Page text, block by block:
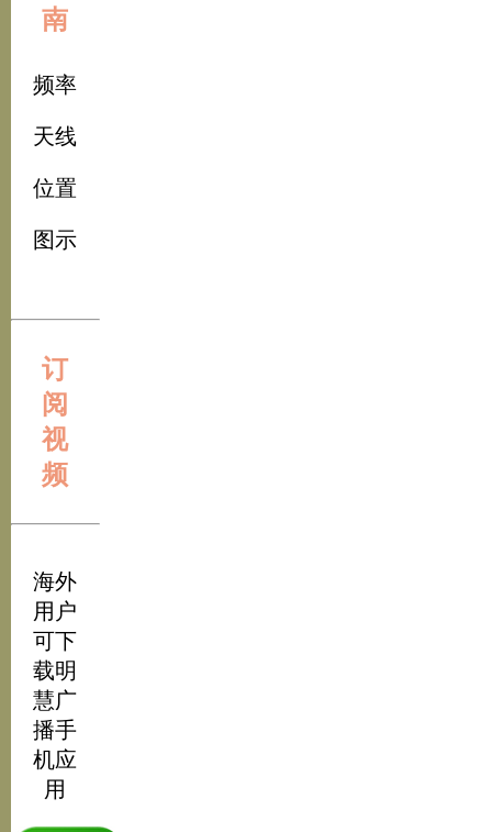
南
频率
天线
位置
图示
订
阅
视
频
海外
用户
可下
载明
慧广
播手
机应
用